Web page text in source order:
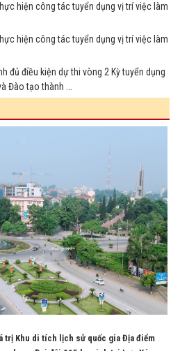
hiện công tác tuyển dụng vị trí việc làm
hiện công tác tuyển dụng vị trí việc làm
đủ điều kiện dự thi vòng 2 Kỳ tuyển dụng
Đào tạo thành ...
trị Khu di tích lịch sử quốc gia Địa điểm